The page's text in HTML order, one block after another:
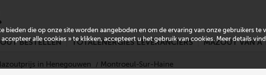
BESTELLEN TOTALENERGIES LEVERANCIERS MAZOUT VAN A
in Henegouwen Montroeul-Sur-Haine
bieden die op onze site worden aangeboden en om de ervaring van onze gebruikers
alle cookies » te klikken, accepteert u het gebruik van cookies. Meer details